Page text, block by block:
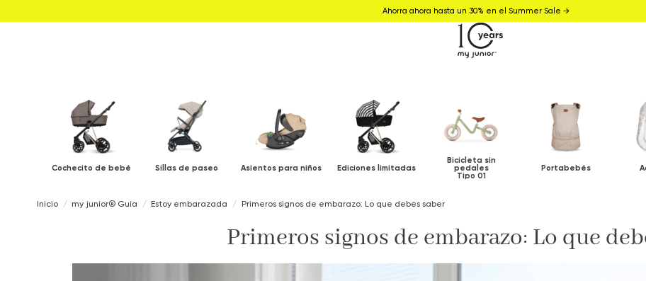
Ahorra ahora hasta un 30% en el Summer Sale →
Cochecito de bebé Sillas de paseo Asientos para niños Ediciones limitadas
Bicicleta sin
pedales
Tipo 01
Portabebés
Inicio my junior® Guía Estoy embarazada Primeros signos de embarazo: Lo que debes saber
Primeros signos de embarazo: Lo que